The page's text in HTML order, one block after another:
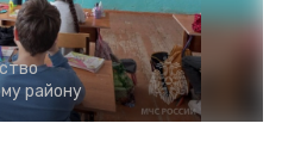
району